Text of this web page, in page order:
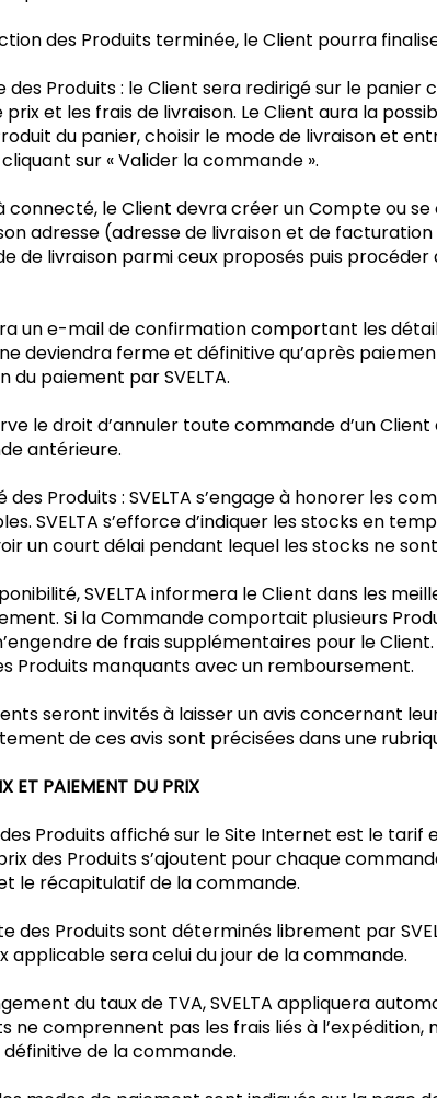
des Produits terminée, le Client pourra
des Produits : le Client sera redirigé sur le
et les frais de livraison. Le Client aura la
du panier, choisir le mode de livraison et
sur « Valider la commande ».
connecté, le Client devra créer un Compte ou
adresse (adresse de livraison et de
de livraison parmi ceux proposés puis
un e-mail de confirmation comportant les
deviendra ferme et définitive qu’après
du paiement par SVELTA.
le droit d’annuler toute commande d’un
antérieure.
des Produits : SVELTA s’engage à honorer les
SVELTA s’efforce d’indiquer les stocks en
un court délai pendant lequel les stocks ne
SVELTA informera le Client dans les
Si la Commande comportait plusieurs
de frais supplémentaires pour le
Produits manquants avec un remboursement.
seront invités à laisser un avis concernant
de ces avis sont précisées dans une
ET PAIEMENT DU PRIX
des Produits affiché sur le Site Internet est le
des Produits s’ajoutent pour chaque
le récapitulatif de la commande.
des Produits sont déterminés librement par
applicable sera celui du jour de la commande.
du taux de TVA, SVELTA appliquera
ne comprennent pas les frais liés à
de la commande.